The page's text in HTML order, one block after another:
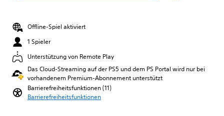
Offline-Spiel aktiviert
1 Spieler
Unterstützung von Remote Play
Das Cloud-Streaming auf der PS5 und dem PS Portal wird nur bei
vorhandenem Premium-Abonnement unterstützt
Barrierefreiheitsfunktionen (11)
Barrierefreiheitsfunktionen